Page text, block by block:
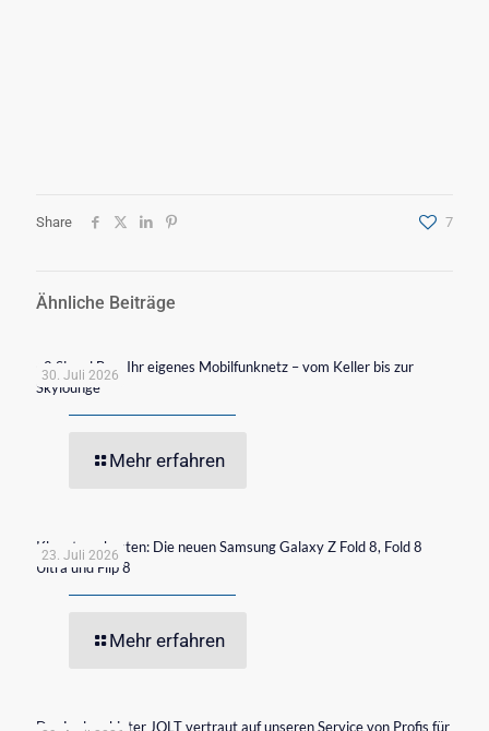
Share 7
Ähnliche Beiträge
30. Juli 2026
o2 Signal Box: Ihr eigenes Mobilfunknetz – vom Keller bis zur
Skylounge
Mehr erfahren
23. Juli 2026
Klappt am besten: Die neuen Samsung Galaxy Z Fold 8, Fold 8
Ultra und Flip 8
Mehr erfahren
Der Ladeanbieter JOLT vertraut auf unseren Service von Profis für